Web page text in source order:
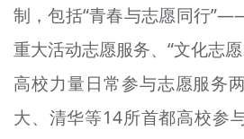
制，包括“青春与志愿同行
重大活动志愿服务、“文化志
高校力量日常参与志愿服务
大、清华等14所首都高校参